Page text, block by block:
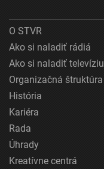
O STVR
Ako si naladiť rádiá
Ako si naladiť televíziu
Organizačná štruktúra
História
Kariéra
Rada
Úhrady
Kreatívne centrá